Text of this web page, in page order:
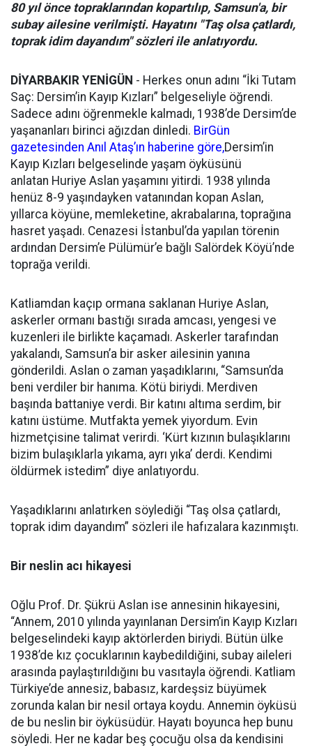
80 yıl önce topraklarından kopartılıp, Samsun'a, bir
subay ailesine verilmişti. Hayatını "Taş olsa çatlardı,
toprak idim dayandım" sözleri ile anlatıyordu.
DİYARBAKIR YENİGÜN - Herkes onun adını “İki Tutam
Saç: Dersim’in Kayıp Kızları” belgeseliyle öğrendi.
Sadece adını öğrenmekle kalmadı, 1938’de Dersim’de
yaşananları birinci ağızdan dinledi. BirGün
gazetesinden Anıl Ataş’ın haberine göre,Dersim’in
Kayıp Kızları belgeselinde yaşam öyküsünü
anlatan Huriye Aslan yaşamını yitirdi. 1938 yılında
henüz 8-9 yaşındayken vatanından kopan Aslan,
yıllarca köyüne, memleketine, akrabalarına, toprağına
hasret yaşadı. Cenazesi İstanbul’da yapılan törenin
ardından Dersim’e Pülümür’e bağlı Salördek Köyü’nde
toprağa verildi.
Katliamdan kaçıp ormana saklanan Huriye Aslan,
askerler ormanı bastığı sırada amcası, yengesi ve
kuzenleri ile birlikte kaçamadı. Askerler tarafından
yakalandı, Samsun’a bir asker ailesinin yanına
gönderildi. Aslan o zaman yaşadıklarını, “Samsun’da
beni verdiler bir hanıma. Kötü biriydi. Merdiven
başında battaniye verdi. Bir katını altıma serdim, bir
katını üstüme. Mutfakta yemek yiyordum. Evin
hizmetçisine talimat verirdi. ‘Kürt kızının bulaşıklarını
bizim bulaşıklarla yıkama, ayrı yıka’ derdi. Kendimi
öldürmek istedim” diye anlatıyordu.
Yaşadıklarını anlatırken söylediği “Taş olsa çatlardı,
toprak idim dayandım” sözleri ile hafızalara kazınmıştı.
Bir neslin acı hikayesi
Oğlu Prof. Dr. Şükrü Aslan ise annesinin hikayesini,
“Annem, 2010 yılında yayınlanan Dersim’in Kayıp Kızları
belgeselindeki kayıp aktörlerden biriydi. Bütün ülke
1938’de kız çocuklarının kaybedildiğini, subay aileleri
arasında paylaştırıldığını bu vasıtayla öğrendi. Katliam
Türkiye’de annesiz, babasız, kardeşsiz büyümek
zorunda kalan bir nesil ortaya koydu. Annemin öyküsü
de bu neslin bir öyküsüdür. Hayatı boyunca hep bunu
söyledi. Her ne kadar beş çocuğu olsa da kendisini